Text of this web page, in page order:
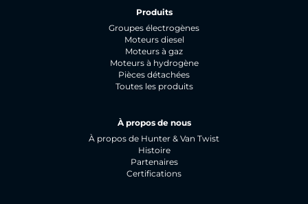
Produits
Groupes électrogènes
Moteurs diesel
Moteurs à gaz
Moteurs à hydrogène
Pièces détachées
Toutes les produits
À propos de nous
À propos de Hunter & Van Twist
Histoire
Partenaires
Certifications